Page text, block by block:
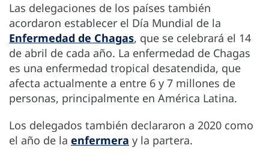
Las delegaciones de los países también
acordaron establecer el Día Mundial de la
Enfermedad de Chagas, que se celebrará el 14
de abril de cada año. La enfermedad de Chagas
es una enfermedad tropical desatendida, que
afecta actualmente a entre 6 y 7 millones de
personas, principalmente en América Latina.
Los delegados también declararon a 2020 como
el año de la enfermera y la partera.